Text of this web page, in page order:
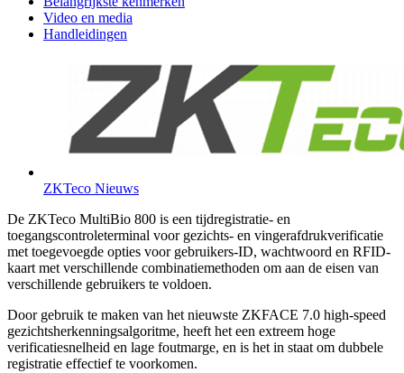
Video en media
Handleidingen
ZKTeco Nieuws
De ZKTeco MultiBio 800 is een tijdregistratie- en
toegangscontroleterminal voor gezichts- en vingerafdrukverificatie
met toegevoegde opties voor gebruikers-ID, wachtwoord en RFID-
kaart met verschillende combinatiemethoden om aan de eisen van
verschillende gebruikers te voldoen.
Door gebruik te maken van het nieuwste ZKFACE 7.0 high-speed
gezichtsherkenningsalgoritme, heeft het een extreem hoge
verificatiesnelheid en lage foutmarge, en is het in staat om dubbele
registratie effectief te voorkomen.